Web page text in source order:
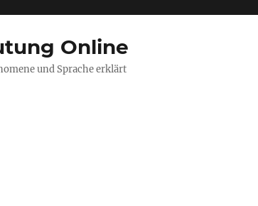
Online
und Sprache erklärt